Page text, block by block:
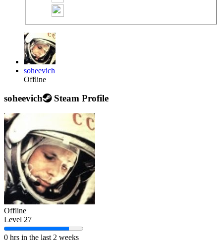
soheevich
Offline
soheevich Steam Profile
Offline
Level 27
0 hrs in the last 2 weeks